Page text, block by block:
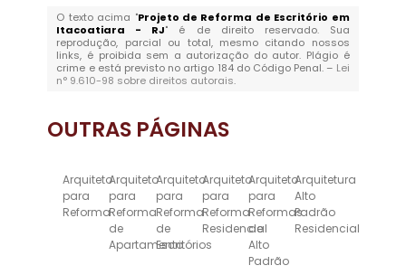
O texto acima "Projeto de Reforma de Escritório em
Itacoatiara - RJ" é de direito reservado. Sua
reprodução, parcial ou total, mesmo citando nossos
links, é proibida sem a autorização do autor. Plágio é
crime e está previsto no artigo 184 do Código Penal. – Lei
n° 9.610-98 sobre direitos autorais.
OUTRAS PÁGINAS
Arquiteto
para
Reforma
Arquiteto
para
Reforma
de
Apartamento
Arquiteto
para
Reforma
de
Escritórios
Arquiteto
para
Reforma
Residencial
Arquiteto
para
Reformas
de
Alto
Padrão
Arquitetura
Alto
Padrão
Residencial